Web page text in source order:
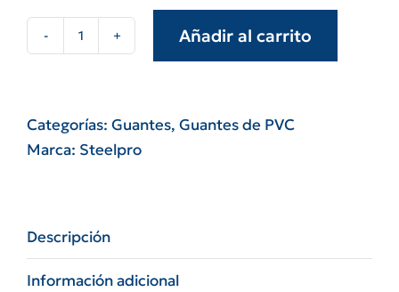
rojo
semipesado
Añadir al carrito
Categorías: Guantes, Guantes de PVC
Marca: Steelpro
Descripción
Información adicional